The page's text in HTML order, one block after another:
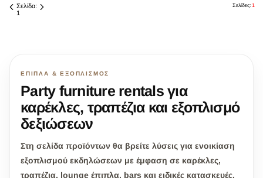
Σελίδα:
1
Σελίδες: 1
ΈΠΙΠΛΑ & ΕΞΟΠΛΙΣΜΌΣ
Party furniture rentals για
καρέκλες, τραπέζια και εξοπλισμό
δεξιώσεων
Στη σελίδα προϊόντων θα βρείτε λύσεις για ενοικίαση
εξοπλισμού εκδηλώσεων με έμφαση σε καρέκλες,
τραπέζια, lounge έπιπλα, bars και ειδικές κατασκευές.